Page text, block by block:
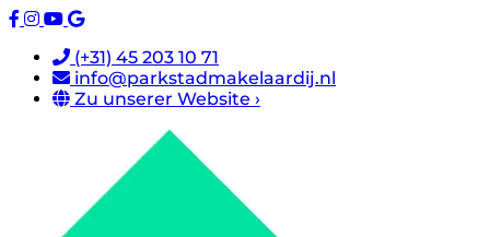
(+31) 45 203 10 71
info@parkstadmakelaardij.nl
Zu unserer Website ›